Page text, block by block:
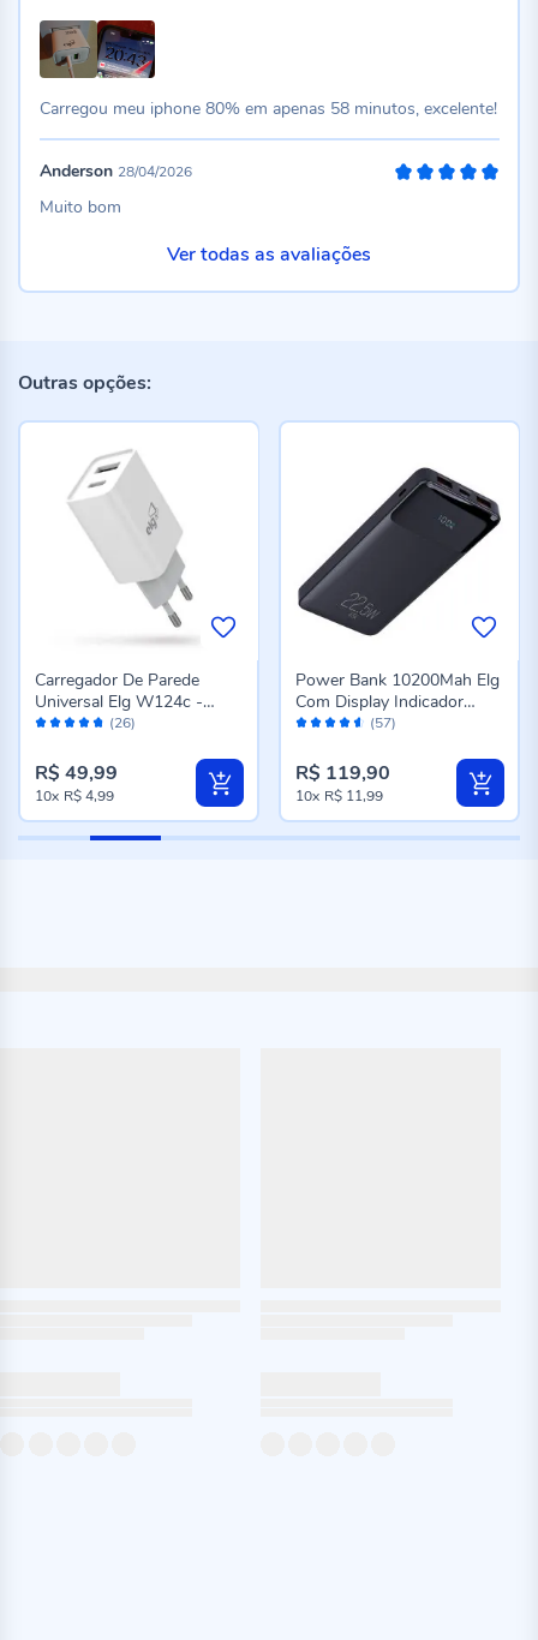
Carregou meu iphone 80% em apenas 58 minutos, excelente!
Anderson 28/04/2026
Muito bom
Ver todas as avaliações
Outras opções:
Avaliação: (26)
Carregador De Parede
Universal Elg W124c -
Branco
R$ 49,99
10x R$ 4,99
Avaliação: (57)
Power Bank 10200Mah Elg
Com Display Indicador
Preto
R$ 119,90
10x R$ 11,99